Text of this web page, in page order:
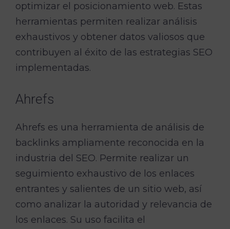
optimizar el posicionamiento web. Estas
herramientas permiten realizar análisis
exhaustivos y obtener datos valiosos que
contribuyen al éxito de las estrategias SEO
implementadas.
Ahrefs
Ahrefs es una herramienta de análisis de
backlinks ampliamente reconocida en la
industria del SEO. Permite realizar un
seguimiento exhaustivo de los enlaces
entrantes y salientes de un sitio web, así
como analizar la autoridad y relevancia de
los enlaces. Su uso facilita el